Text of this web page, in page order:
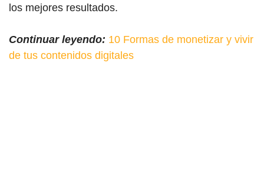
los mejores resultados.
Continuar leyendo: 10 Formas de monetizar y vivir
de tus contenidos digitales